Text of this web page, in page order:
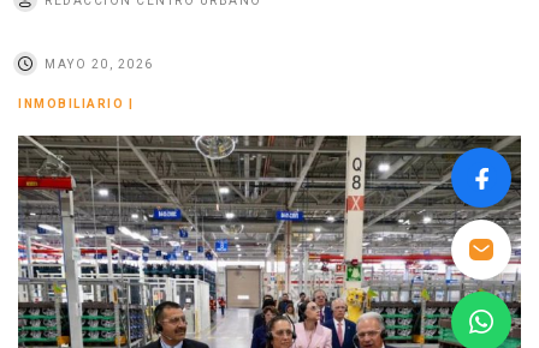
MAYO 20, 2026
INMOBILIARIO